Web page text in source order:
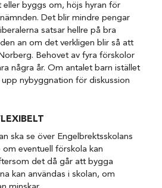
byggs om, höjs hyran för
Det blir mindre pengar
satsar hellre på bra
an om det verkligen blir så att
Behovet av fyra förskolor
några år. Om antalet barn istället
nybyggnation för diskussion
ska se över Engelbrektsskolans
eventuell förskola kan
det då går att bygga
kan användas i skolan, om